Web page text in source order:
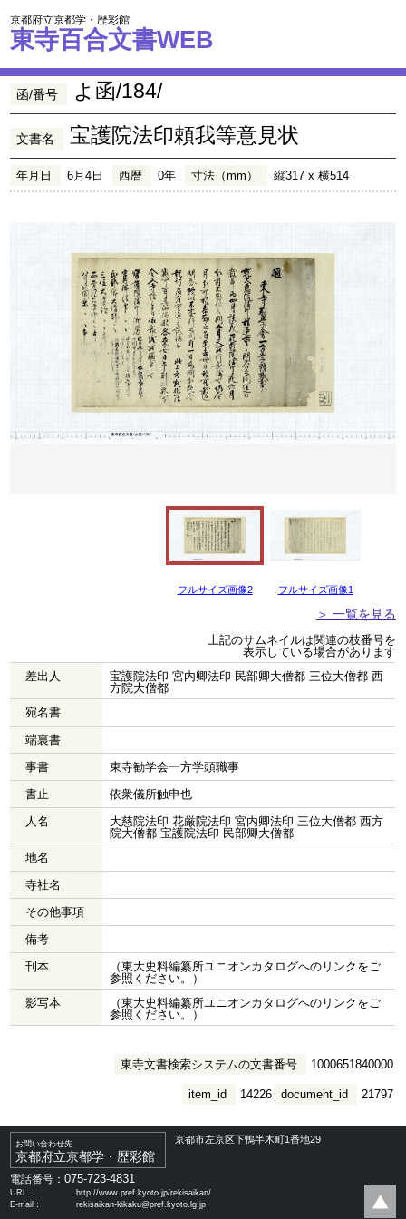
京都府立京都学・歴彩館
東寺百合文書WEB
函/番号 よ函/184/
文書名 宝護院法印頼我等意見状
年月日 6月4日 西暦 0年 寸法（mm） 縦317 x 横514
フルサイズ画像2 フルサイズ画像1
＞ 一覧を見る
上記のサムネイルは関連の枝番号を
表示している場合があります
差出人
宝護院法印 宮内卿法印 民部卿大僧都 三位大僧都 西
方院大僧都
宛名書
端裏書
事書
東寺勧学会一方学頭職事
書止
依衆儀所触申也
人名
大慈院法印 花厳院法印 宮内卿法印 三位大僧都 西方
院大僧都 宝護院法印 民部卿大僧都
地名
寺社名
その他事項
備考
刊本
（東大史料編纂所ユニオンカタログへのリンクをご
参照ください。）
影写本
（東大史料編纂所ユニオンカタログへのリンクをご
参照ください。）
東寺文書検索システムの文書番号 1000651840000
document_id 21797
item_id 14226
お問い合わせ先
京都府立京都学・歴彩館
京都市左京区下鴨半木町1番地29
電話番号：075-723-4831
URL ：
http://www.pref.kyoto.jp/rekisaikan/
E-mail：
rekisaikan-kikaku@pref.kyoto.lg.jp